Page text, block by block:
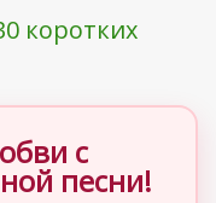
коротких
с
песни!